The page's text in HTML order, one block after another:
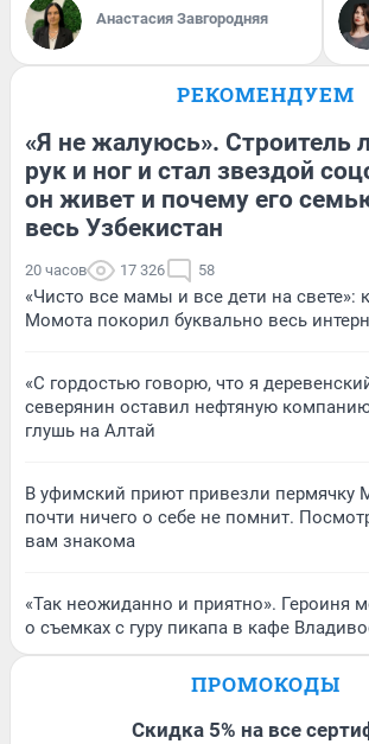
Анастасия Завгородняя
РЕКОМЕНДУЕМ
«Я не жалуюсь». Строитель
рук и ног и стал звездой
он живет и почему его
весь Узбекистан
20 часов 17 326 58
«Чисто все мамы и все дети на свете»:
Момота покорил буквально весь
«С гордостью говорю, что я
северянин оставил нефтяную
глушь на Алтай
В уфимский приют привезли пермячку
почти ничего о себе не помнит.
вам знакома
«Так неожиданно и приятно». Героиня
о съемках с гуру пикапа в кафе
ПРОМОКОДЫ
Скидка 5% на все